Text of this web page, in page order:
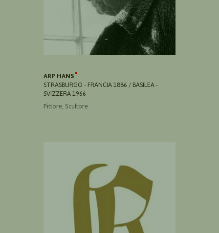
ARP HANS
STRASBURGO - FRANCIA 1886 / BASILEA -
SVIZZERA 1966
Pittore, Scultore